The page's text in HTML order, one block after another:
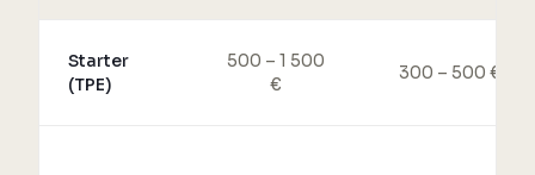
Starter
(TPE)
500 – 1 500
€
300 – 500 €